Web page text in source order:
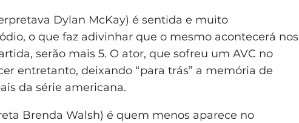
Dylan McKay) é sentida e muito
o que faz adivinhar que o mesmo acontecerá nos
serão mais 5. O ator, que sofreu um AVC no
entretanto, deixando “para trás” a memória de
da série americana.
Brenda Walsh) é quem menos aparece no